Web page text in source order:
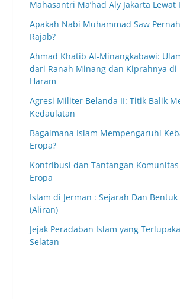
Mahasantri Ma’had Aly Jakarta Lewat
Apakah Nabi Muhammad Saw
Rajab?
Ahmad Khatib Al-Minangkabawi:
dari Ranah Minang dan Kiprahnya di
Haram
Agresi Militer Belanda II: Titik Balik
Kedaulatan
Bagaimana Islam Mempengaruhi
Eropa?
Kontribusi dan Tantangan
Eropa
Islam di Jerman : Sejarah Dan Bentuk
(Aliran)
Jejak Peradaban Islam yang
Selatan